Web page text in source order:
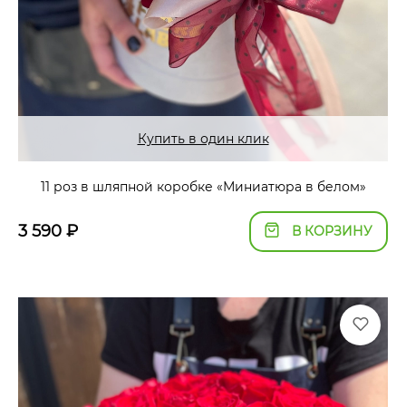
Купить в один клик
11 роз в шляпной коробке «Миниатюра в белом»
3 590 ₽ В КОРЗИНУ